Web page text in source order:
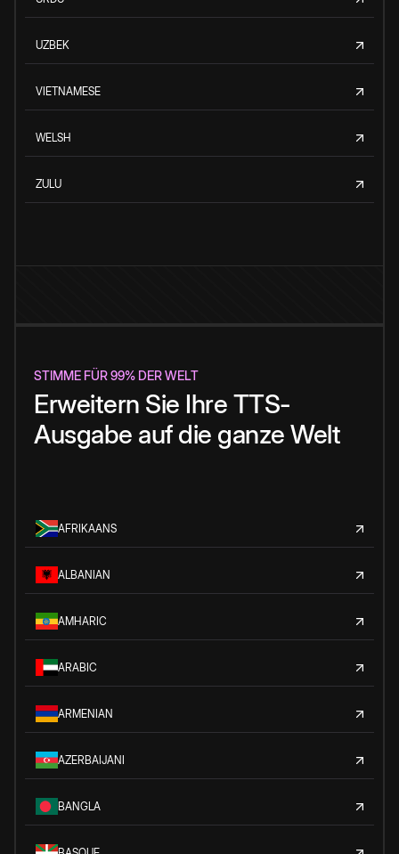
UZBEK
VIETNAMESE
WELSH
ZULU
STIMME FÜR 99% DER WELT
Erweitern Sie Ihre TTS-
Ausgabe auf die ganze Welt
AFRIKAANS
ALBANIAN
AMHARIC
ARABIC
ARMENIAN
AZERBAIJANI
BANGLA